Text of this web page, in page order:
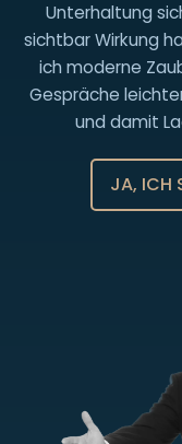
Unterhaltung
sichtbar Wirkung
ich moderne
Gespräche
und damit
JA, ICH